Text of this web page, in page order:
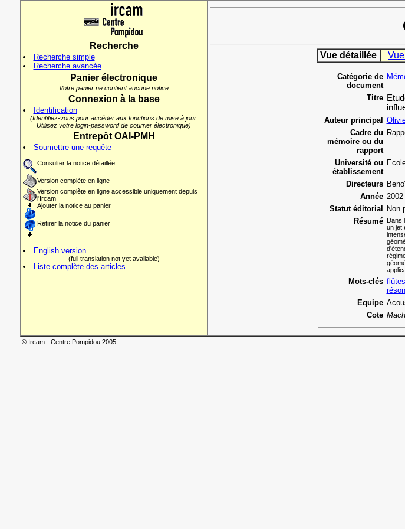
Recherche
Recherche simple
Recherche avancée
Panier électronique
Votre panier ne contient aucune notice
Connexion à la base
Identification
(Identifiez-vous pour accéder aux fonctions de mise à jour.
Utilisez votre login-password de courrier électronique)
Entrepôt OAI-PMH
Soumettre une requête
Consulter la notice détaillée
Version complète en ligne
Version complète en ligne accessible uniquement depuis
l'Ircam
Ajouter la notice au panier
Retirer la notice du panier
English version
(full translation not yet available)
Liste complète des articles
Vue détaillée
Catégorie de
document
Titre
Auteur principal
Cadre du
mémoire ou du
rapport
Université ou
établissement
Directeurs
Année 2002
Statut éditorial
Non
Résumé Dans
un jet
Mots-clés flûtes
Equipe
Cote
© Ircam - Centre Pompidou 2005.